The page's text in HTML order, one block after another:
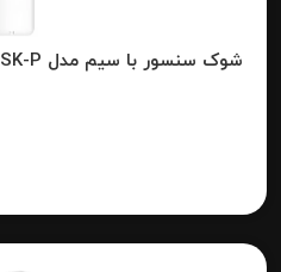
شوک سنسور با سیم مدل DS-PDSK-P